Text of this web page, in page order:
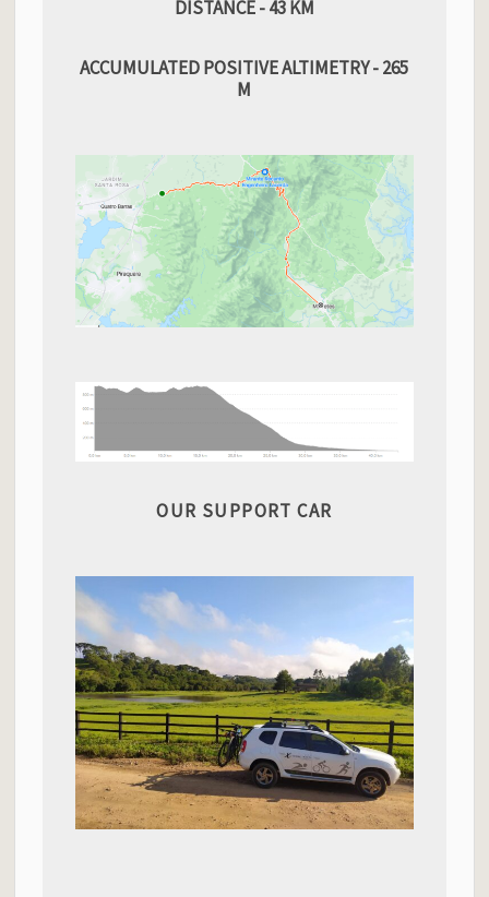
DISTANCE - 43 KM
ACCUMULATED POSITIVE ALTIMETRY - 265
M
OUR SUPPORT CAR